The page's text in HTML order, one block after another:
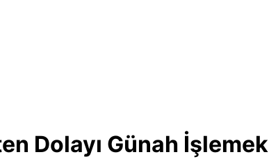
Dolayı Günah İşlemek